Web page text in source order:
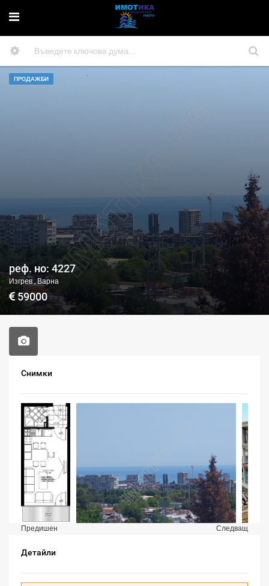
ПРОДАЖБИ
реф. но: 4227
Изгрев , Варна
59000
Снимки
Предишен Следващ
Детайли